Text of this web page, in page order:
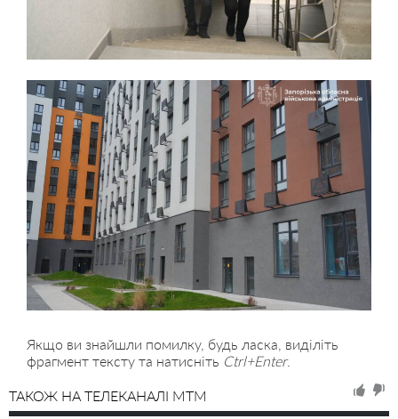
Якщо ви знайшли помилку, будь ласка, виділіть
фрагмент тексту та натисніть Ctrl+Enter.
ТАКОЖ НА ТЕЛЕКАНАЛІ MTM